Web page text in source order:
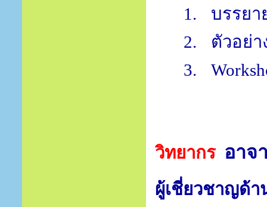
1.
บรรย
2.
ตัวอย่า
3.
วิทยากร อาจ
ผู้เชี่ยวชาญด้า